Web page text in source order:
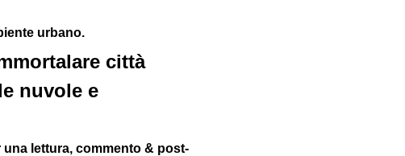
urbano.
città
nuvole e
lettura, commento & post-